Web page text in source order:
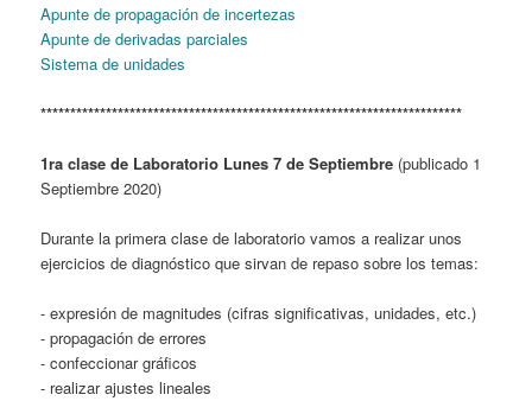
Apunte de propagación de incertezas
Apunte de derivadas parciales
Sistema de unidades
***********************************************************************
1ra clase de Laboratorio Lunes 7 de Septiembre (publicado 1
Septiembre 2020)
Durante la primera clase de laboratorio vamos a realizar unos
ejercicios de diagnóstico que sirvan de repaso sobre los temas:
- expresión de magnitudes (cifras significativas, unidades, etc.)
- propagación de errores
- confeccionar gráficos
- realizar ajustes lineales